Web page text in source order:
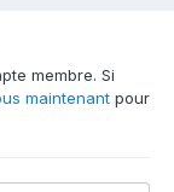
membre. Si
maintenant pour